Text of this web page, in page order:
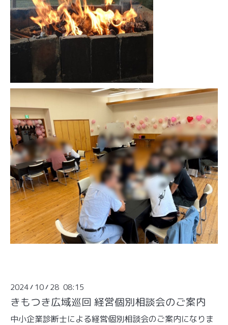
2024/ 10/ 28 08:15
きもつき広域巡回 経営個別相談会のご案内
中小企業診断士による経営個別相談会のご案内になりま